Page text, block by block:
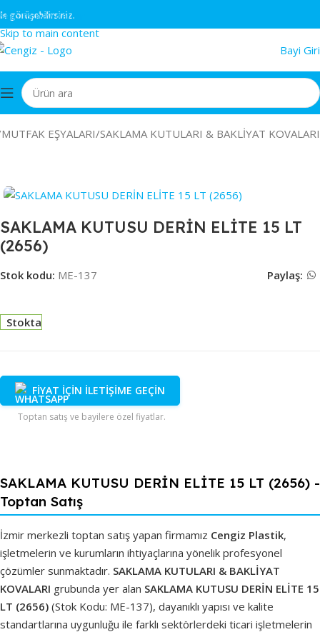
Skip to navigation
Skip to main content
Bayi
MUTFAK EŞYALARI/SAKLAMA KUTULARI & BAKLİYAT KOVALARI
SAKLAMA KUTUSU DERİN ELİTE 15 LT
(2656)
Stok kodu: ME-137 Paylaş:
Stokta
FİYAT İÇİN İLETİŞİME GEÇİN
Toptan satış ve bayilere özel fiyatlar.
SAKLAMA KUTUSU DERİN ELİTE 15 LT (2656) -
Toptan Satış
İzmir merkezli toptan satış yapan firmamız Cengiz Plastik,
işletmelerin ve kurumların ihtiyaçlarına yönelik profesyonel
çözümler sunmaktadır. SAKLAMA KUTULARI & BAKLİYAT
KOVALARI grubunda yer alan SAKLAMA KUTUSU DERİN ELİTE 15
LT (2656) (Stok Kodu: ME-137), dayanıklı yapısı ve kalite
standartlarına uygunluğu ile farklı sektörlerdeki ticari işletmelerin